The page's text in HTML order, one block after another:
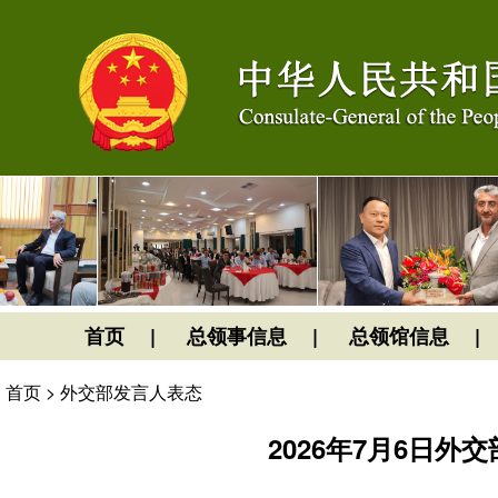
首页 总领事信息 总领馆信息
首页 > 外交部发言人表态
2026年7月6日外